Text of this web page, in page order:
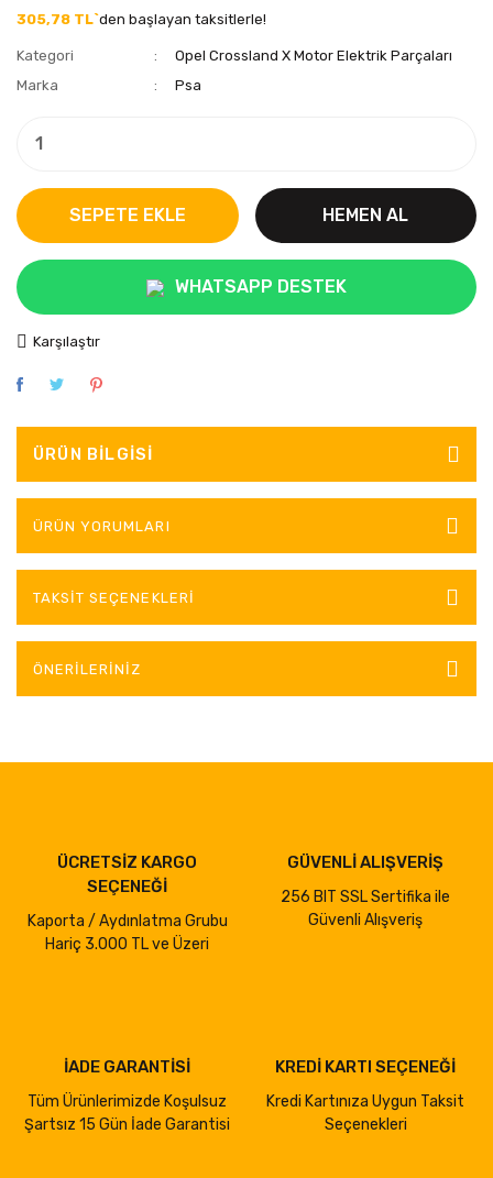
305,78 TL`den başlayan taksitlerle!
Kategori
Opel Crossland X Motor Elektrik Parçaları
Marka
Psa
SEPETE EKLE HEMEN AL
WHATSAPP DESTEK
Karşılaştır
ÜRÜN BILGISI
ÜRÜN YORUMLARI
TAKSIT SEÇENEKLERI
ÖNERILERINIZ
ÜCRETSİZ KARGO
SEÇENEĞİ
Kaporta / Aydınlatma Grubu
Hariç 3.000 TL ve Üzeri
GÜVENLİ ALIŞVERİŞ
256 BIT SSL Sertifika ile
Güvenli Alışveriş
İADE GARANTİSİ
Tüm Ürünlerimizde Koşulsuz
Şartsız 15 Gün İade Garantisi
KREDİ KARTI SEÇENEĞİ
Kredi Kartınıza Uygun Taksit
Seçenekleri